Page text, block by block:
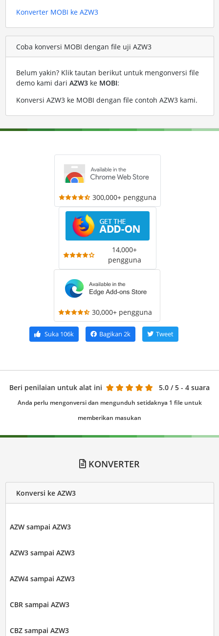
Konverter MOBI ke AZW3
Coba konversi MOBI dengan file uji AZW3
Belum yakin? Klik tautan berikut untuk mengonversi file
demo kami dari AZW3ke MOBI:
Konversi AZW3 ke MOBI dengan file contoh AZW3 kami.
300,000+ pengguna
14,000+
pengguna
30,000+ pengguna
Suka106k Bagikan 2k Tweet
Beri penilaian untuk alat ini 5.0 / 5 - 4 suara
Anda perlu mengonversi dan mengunduh setidaknya 1 file untuk
memberikan masukan
KONVERTER
Konversi ke AZW3
AZW sampai AZW3
AZW3 sampai AZW3
AZW4 sampai AZW3
CBR sampai AZW3
CBZ sampai AZW3